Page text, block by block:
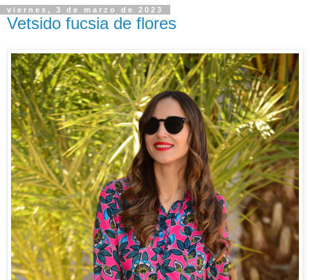
viernes, 3 de marzo de 2023
Vetsido fucsia de flores